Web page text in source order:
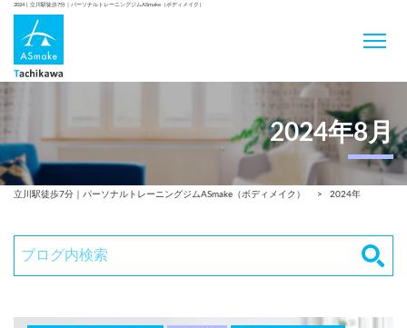
2024 | 立川駅徒歩7分｜パーソナルトレーニングジムASmake（ボディメイク）
2024年8月
立川駅徒歩7分｜パーソナルトレーニングジムASmake（ボディメイク） > 2024年